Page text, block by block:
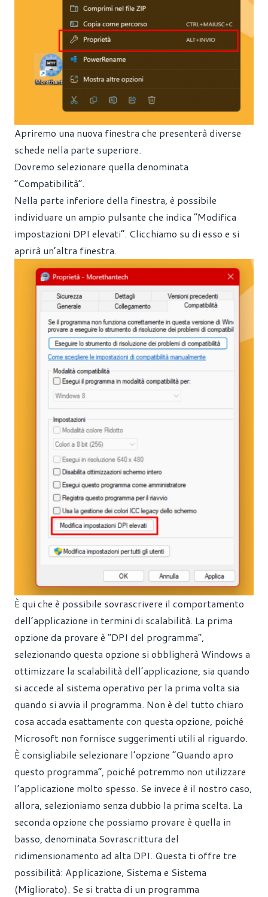
Apriremo una nuova finestra che presenterà diverse
schede nella parte superiore.
Dovremo selezionare quella denominata
“Compatibilità”.
Nella parte inferiore della finestra, è possibile
individuare un ampio pulsante che indica “Modifica
impostazioni DPI elevati”. Clicchiamo su di esso e si
aprirà un’altra finestra.
È qui che è possibile sovrascrivere il comportamento
dell’applicazione in termini di scalabilità. La prima
opzione da provare è “DPI del programma”,
selezionando questa opzione si obbligherà Windows a
ottimizzare la scalabilità dell’applicazione, sia quando
si accede al sistema operativo per la prima volta sia
quando si avvia il programma. Non è del tutto chiaro
cosa accada esattamente con questa opzione, poiché
Microsoft non fornisce suggerimenti utili al riguardo.
È consigliabile selezionare l’opzione “Quando apro
questo programma”, poiché potremmo non utilizzare
l’applicazione molto spesso. Se invece è il nostro caso,
allora, selezioniamo senza dubbio la prima scelta. La
seconda opzione che possiamo provare è quella in
basso, denominata Sovrascrittura del
ridimensionamento ad alta DPI. Questa ti offre tre
possibilità: Applicazione, Sistema e Sistema
(Migliorato). Se si tratta di un programma